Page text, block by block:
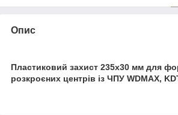
Опис
Пластиковий захист 235x30 мм для
розкроєних центрів із ЧПУ WDMAX,